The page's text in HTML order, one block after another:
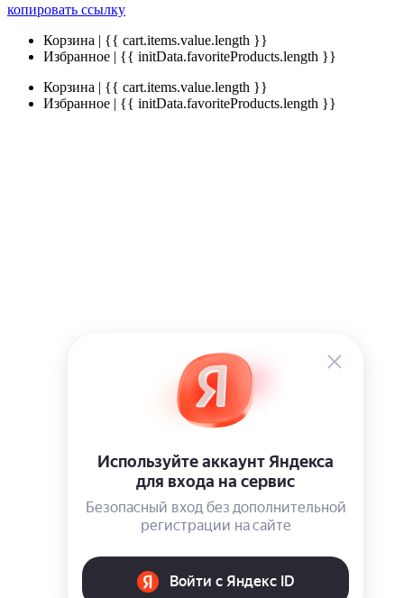
копировать ссылку
Корзина | {{ cart.items.value.length }}
Избранное | {{ initData.favoriteProducts.length }}
Корзина | {{ cart.items.value.length }}
Избранное | {{ initData.favoriteProducts.length }}